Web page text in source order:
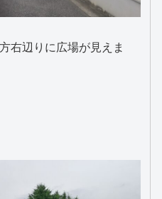
右辺りに広場が見えま